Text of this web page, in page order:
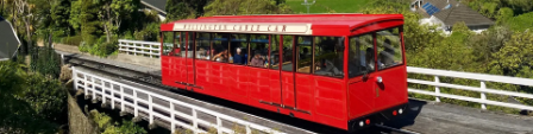
インフラ
Remote統合
人事機能をワークフローにシームレスに統合する
成長中の企業向けのアジャイルなグローバルHR・給与処理ソ
リューション
ミッドマーケット
カスタマイズされた人事ソリューションでチームを拡大する
REMOTEで学習
リサーチおよびガイド
活用事例
Deutsch
Español